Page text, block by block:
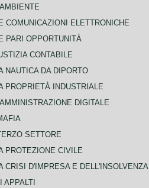
COMUNICAZIONI ELETTRONICHE
PARI OPPORTUNITÀ
CONTABILE
NAUTICA DA DIPORTO
PROPRIETÀ INDUSTRIALE
DIGITALE
SETTORE
PROTEZIONE CIVILE
CRISI D'IMPRESA E DELL'INSOLVENZA
APPALTI